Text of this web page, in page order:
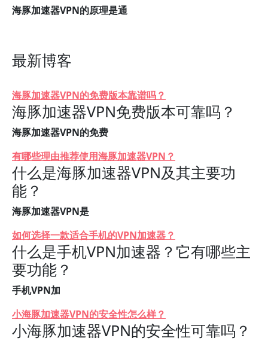
海豚加速器VPN的原理是通
最新博客
海豚加速器VPN的免费版本靠谱吗？
海豚加速器VPN免费版本可靠吗？
海豚加速器VPN的免费
有哪些理由推荐使用海豚加速器VPN？
什么是海豚加速器VPN及其主要功
能？
海豚加速器VPN是
如何选择一款适合手机的VPN加速器？
什么是手机VPN加速器？它有哪些主
要功能？
手机VPN加
小海豚加速器VPN的安全性怎么样？
小海豚加速器VPN的安全性可靠吗？